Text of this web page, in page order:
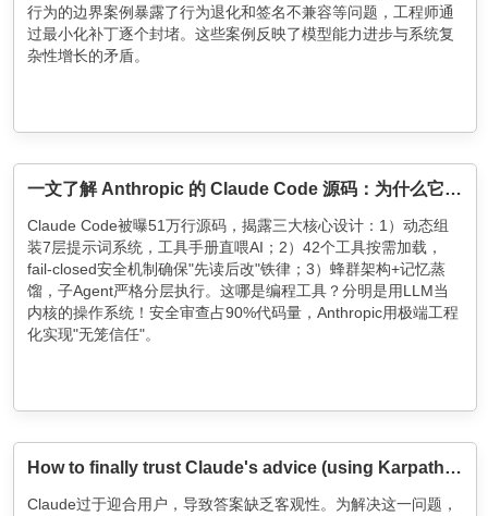
行为的边界案例暴露了行为退化和签名不兼容等问题，工程师通
过最小化补丁逐个封堵。这些案例反映了模型能力进步与系统复
杂性增长的矛盾。
一文了解 Anthropic 的 Claude Code 源码：为什么它就是比别人好用？
Claude Code被曝51万行源码，揭露三大核心设计：1）动态组
装7层提示词系统，工具手册直喂AI；2）42个工具按需加载，
fail-closed安全机制确保"先读后改"铁律；3）蜂群架构+记忆蒸
馏，子Agent严格分层执行。这哪是编程工具？分明是用LLM当
内核的操作系统！安全审查占90%代码量，Anthropic用极端工程
化实现"无笼信任"。
How to finally trust Claude's advice (using Karpathy's LLM Council method)
Claude过于迎合用户，导致答案缺乏客观性。为解决这一问题，